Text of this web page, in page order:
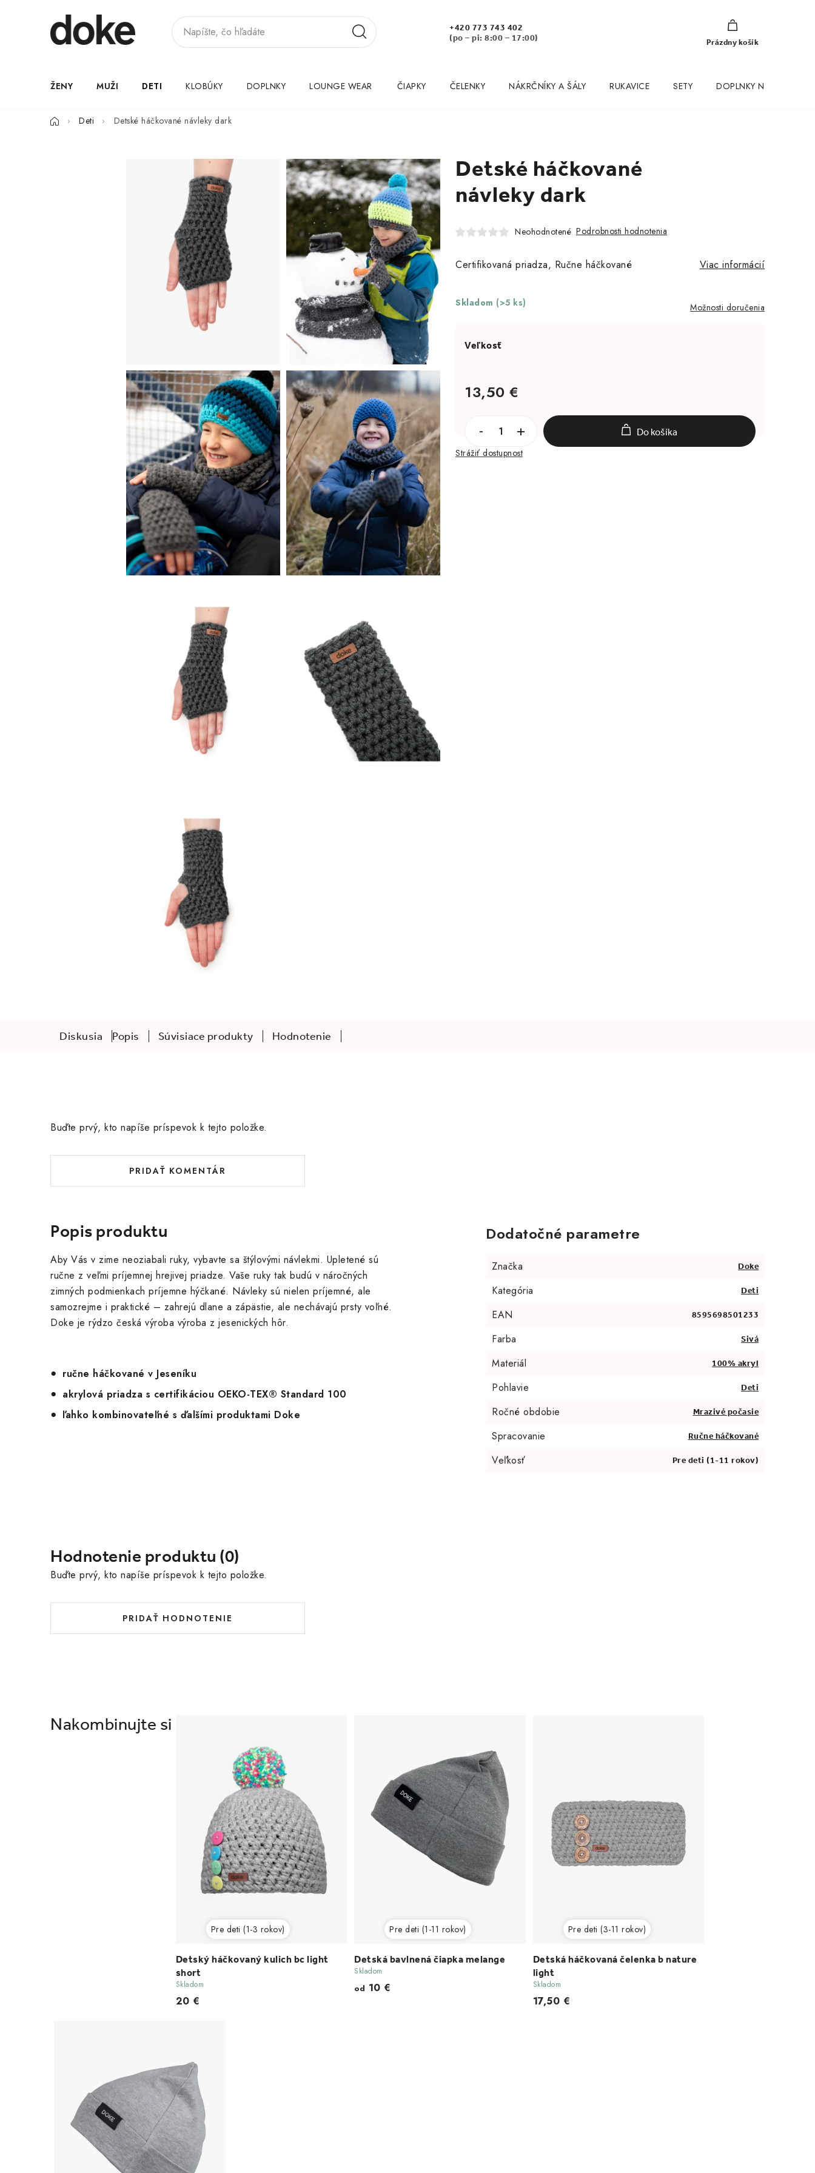
+420 773 743 402
(po – pi: 8:00 – 17:00)
NÁKUPNÝ
KOŠÍK
Prázdny košík
ŽENY MUŽI DETI KLOBÚKY DOPLNKY LOUNGE WEAR ČIAPKY ČELENKY NÁKRČNÍKY A ŠÁLY RUKAVICE SETY DOPLNKY NA KAŽDÝ
DomovDeti Detské háčkované návleky dark
Detské háčkované
návleky dark
Neohodnotené Podrobnosti hodnotenia
Certifikovaná priadza, Ručne háčkované Viac informácií
Skladom (>5 ks) Možnosti doručenia
13,50 €
Do košíka
Strážiť
Popis Hodnotenie
Diskusia Súvisiace produkty
Popis produktu
Aby Vás v zime neoziabali ruky, vybavte sa štýlovými návlekmi. Upletené sú
ručne z veľmi príjemnej hrejivej priadze. Vaše ruky tak budú v náročných
zimných podmienkach príjemne hýčkané. Návleky sú nielen príjemné, ale
samozrejme i praktické – zahrejú dlane a zápästie, ale nechávajú prsty voľné.
Doke je rýdzo česká výroba výroba z jesenických hôr.
ručne háčkované v Jeseníku
akrylová priadza s certifikáciou OEKO-TEX® Standard 100
ľahko kombinovateľné s ďalšími produktami Doke
Dodatočné parametre
Značka Doke
Kategória Deti
EAN 8595698501233
Farba Sivá
Materiál 100% akryl
Pohlavie Deti
Ročné obdobie Mrazivé počasie
Spracovanie Ručne háčkované
Veľkosť Pre deti (1-11 rokov)
Hodnotenie produktu (0)
Buďte prvý, kto napíše príspevok k tejto položke.
PRIDAŤ HODNOTENIE
Buďte prvý, kto napíše príspevok k tejto položke.
PRIDAŤ KOMENTÁR
Detský háčkovaný kulich bc light
short
Pre deti (1-3 rokov)
Skladom
20 €
Detská bavlnená čiapka melange
Pre deti (1-11 rokov)
Skladom
od 10 €
Detská háčkovaná čelenka b nature
light
Pre deti (3-11 rokov)
Skladom
17,50 €